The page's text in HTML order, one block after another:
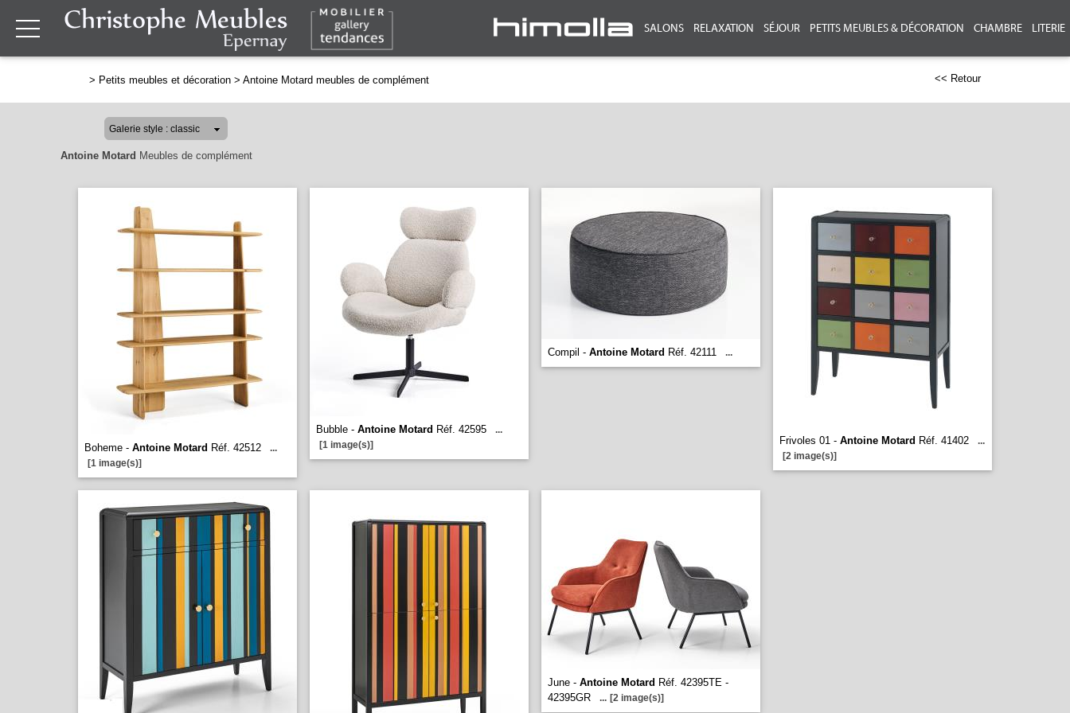
SALONS RELAXATION SÉJOUR PETITS MEUBLES & DÉCORATION CHAMBRE LITERIE
> Petits meubles et décoration > Antoine Motard meubles de complément << Retour
Antoine Motard Meubles de complément
Boheme - Antoine Motard Réf. 42512
...
[1 image(s)]
Bubble - Antoine Motard Réf. 42595
...
[1 image(s)]
Compil - Antoine Motard Réf. 42111 ...
Frivoles 01 - Antoine Motard Réf. 41402
...
[2 image(s)]
June - Antoine Motard Réf. 42395TE -
42395GR
... [2 image(s)]